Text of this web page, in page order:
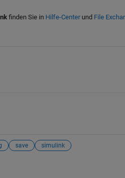
finden Sie in Hilfe-Centerund File
save simulink